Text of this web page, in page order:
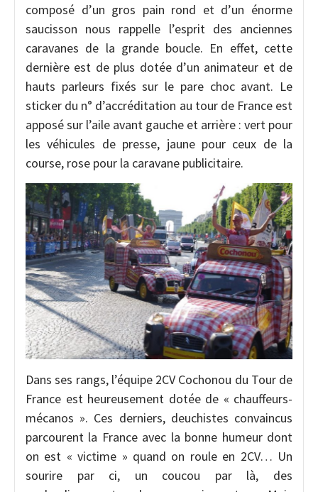
composé d’un gros pain rond et d’un énorme
saucisson nous rappelle l’esprit des anciennes
caravanes de la grande boucle. En effet, cette
dernière est de plus dotée d’un animateur et de
hauts parleurs fixés sur le pare choc avant. Le
sticker du n° d’accréditation au tour de France est
apposé sur l’aile avant gauche et arrière : vert pour
les véhicules de presse, jaune pour ceux de la
course, rose pour la caravane publicitaire.
Dans ses rangs, l’équipe 2CV Cochonou du Tour de
France est heureusement dotée de « chauffeurs-
mécanos ». Ces derniers, deuchistes convaincus
parcourent la France avec la bonne humeur dont
on est « victime » quand on roule en 2CV… Un
sourire par ci, un coucou par là, des